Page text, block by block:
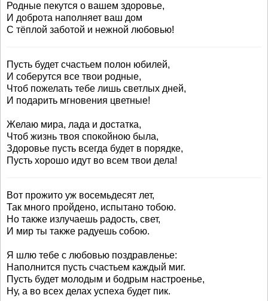
Родные пекутся о вашем здоровье,
И доброта наполняет ваш дом
С тёплой заботой и нежной любовью!
Пусть будет счастьем полон юбилей,
И соберутся все твои родные,
Чтоб пожелать тебе лишь светлых дней,
И подарить мгновения цветные!
Желаю мира, лада и достатка,
Чтоб жизнь твоя спокойною была,
Здоровье пусть всегда будет в порядке,
Пусть хорошо идут во всем твои дела!
Вот прожито уж восемьдесят лет,
Так много пройдено, испытано тобою.
Но также излучаешь радость, свет,
И мир ты также радуешь собою.
Я шлю тебе с любовью поздравленье:
Наполнится пусть счастьем каждый миг.
Пусть будет молодым и бодрым настроенье,
Ну, а во всех делах успеха будет пик.